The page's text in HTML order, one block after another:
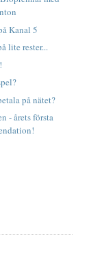
Kanal 5
lite rester...
på nätet?
- årets första